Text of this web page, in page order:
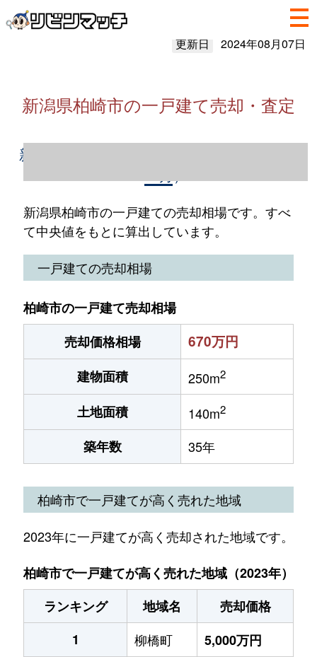
更新日 2024年08月07日
新潟県柏崎市の一戸建て売却・査定
新潟県柏崎市の一戸建て売却情報（2023年1
新潟県柏崎市の一戸建ての売却相場です。すべ
て中央値をもとに算出しています。
一戸建ての売却相場
柏崎市の一戸建て売却相場
売却価格相場
670万円
建物面積 250m2
土地面積 140m2
築年数 35年
柏崎市で一戸建てが高く売れた地域
2023年に一戸建てが高く売却された地域です。
柏崎市で一戸建てが高く売れた地域（2023年）
ランキング
地域名
売却価格
1
柳橋町
5,000万円